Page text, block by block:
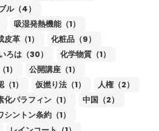
ル（4）
吸湿発熱機能（1）
皮革（1）
化粧品（9）
ろは（30）
化学物質（1）
）
公開講座（1）
1） 仮撚り法（1）
人権（2）
パラフィン（1）
中国（2）
シントン条約（1）